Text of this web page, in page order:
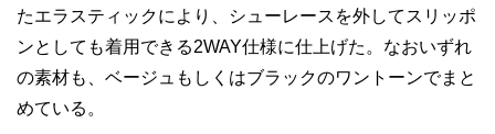
たエラスティックにより、シューレースを外してスリッポ
ンとしても着用できる2WAY仕様に仕上げた。なおいずれ
の素材も、ベージュもしくはブラックのワントーンでまと
めている。